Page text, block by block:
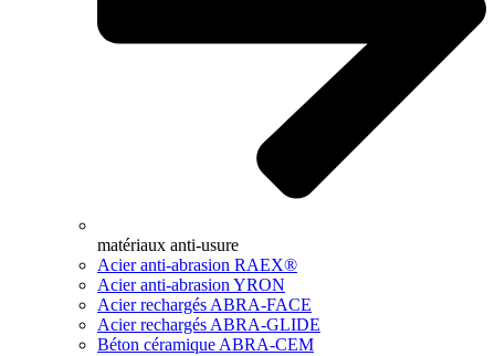
matériaux anti-usure
Acier anti-abrasion RAEX®
Acier anti-abrasion YRON
Acier rechargés ABRA-FACE
Acier rechargés ABRA-GLIDE
Béton céramique ABRA-CEM